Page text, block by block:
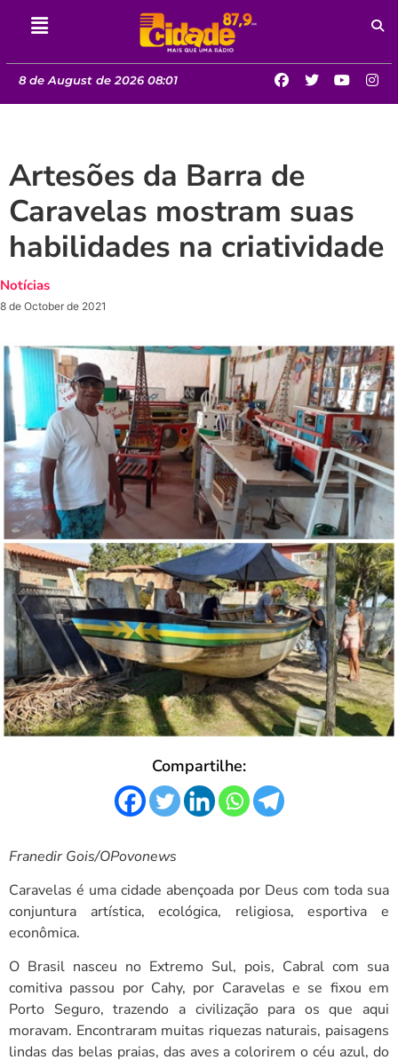
8 de August de 2026 08:01
Artesões da Barra de
Caravelas mostram suas
habilidades na criatividade
Notícias
8 de October de 2021
Compartilhe:
Franedir Gois/OPovonews
Caravelas é uma cidade abençoada por Deus com toda sua
conjuntura artística, ecológica, religiosa, esportiva e
econômica.
O Brasil nasceu no Extremo Sul, pois, Cabral com sua
comitiva passou por Cahy, por Caravelas e se fixou em
Porto Seguro, trazendo a civilização para os que aqui
moravam. Encontraram muitas riquezas naturais, paisagens
lindas das belas praias, das aves a colorirem o céu azul, do